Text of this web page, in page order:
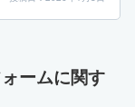
ームに関す